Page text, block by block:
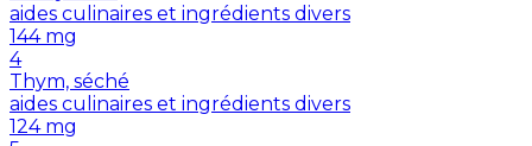
aides culinaires et ingrédients divers
144 mg
4
Thym, séché
aides culinaires et ingrédients divers
124 mg